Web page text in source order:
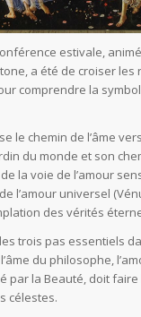
estivale,
a été de croiser les
comprendre la
le chemin de l’âme
du monde et son
la voie de l’amour
l’amour universel
des vérités
trois pas essentiels
du philosophe,
par la Beauté, doit faire
célestes.